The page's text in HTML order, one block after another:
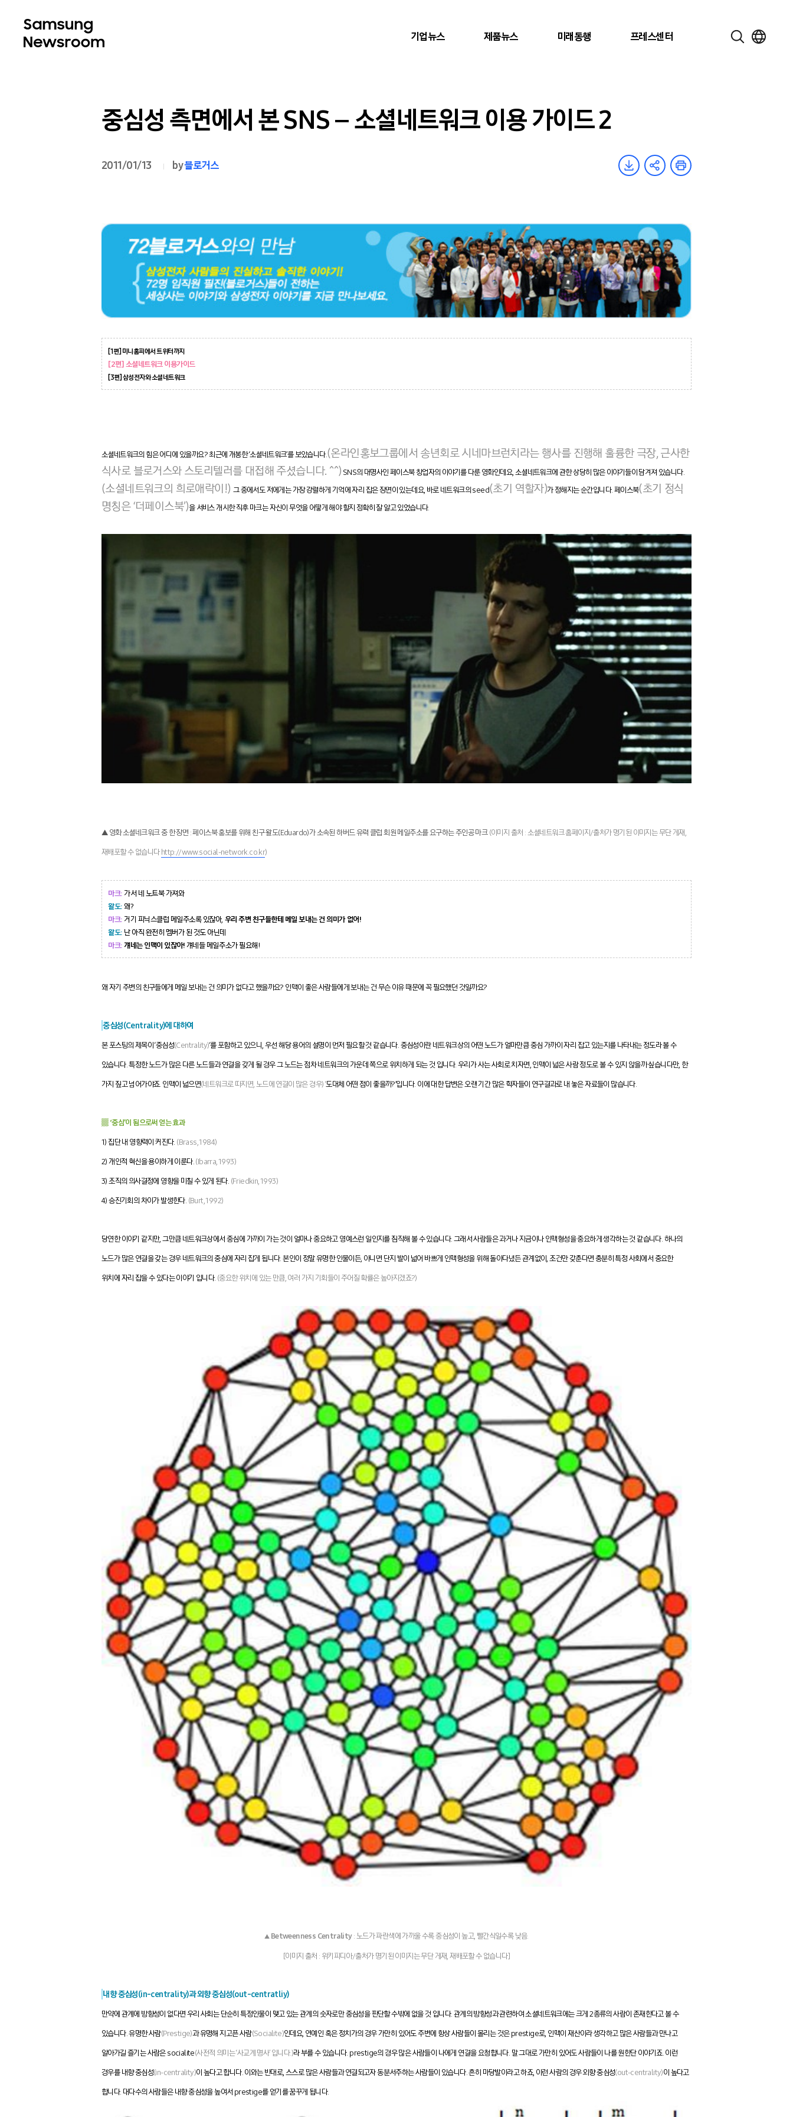
기업뉴스 제품뉴스 미래동행 프레스센터
중심성 측면에서 본 SNS – 소셜네트워크 이용 가이드 2
2011/01/13 by블로거스
[1편] 미니홈피에서 트위터까지
[2편] 소셜네트워크 이용가이드
[3편] 삼성전자와 소셜네트워크
소셜네트워크의 힘은 어디에 있을까요? 최근에 개봉한 ‘소셜네트워크’를 보았습니다.(온라인홍보그룹에서 송년회로 시네마브런치라는 행사를 진행해 훌륭한 극장, 근사한
식사로 블로거스와 스토리텔러를 대접해 주셨습니다. ^^) SNS의 대명사인 페이스북 창업자의 이야기를 다룬 영화인데요, 소셜네트워크에 관한 상당히 많은 이야기들이 담겨져 있습니다.
(소셜네트워크의 희로애락이!) 그 중에서도 저에게는 가장 강렬하게 기억에 자리 잡은 장면이 있는데요, 바로 네트워크의 seed(초기 역할자)가 정해지는 순간입니다. 페이스북(초기 정식
명칭은 ‘더페이스북’)을 서비스 개시한 직후 마크는 자신이 무엇을 어떻게 해야 할지 정확히 잘 알고 있었습니다.
▲ 영화 소셜네크워크 중 한 장면 : 페이스북 홍보를 위해 친구 왈도(Eduardo)가 소속된 하버드 유력 클럽 회원 메일주소를 요구하는 주인공 마크(이미지 출처 : 소셜네트워크 홈페이지/출처가 명기된 이미지는 무단 게재,
재배포할 수 없습니다 http://www.social-network.co.kr)
마크: 가서 네 노트북 가져와
왈도:왜?
마크: 거기 피닉스클럽 메일주소록 있잖아, 우리 주변 친구들한테 메일 보내는 건 의미가 없어!
왈도: 난 아직 완전히 멤버가 된 것도 아닌데
마크:걔네는 인맥이 있잖아!걔네들 메일주소가 필요해!
왜 자기 주변의 친구들에게 메일 보내는 건 의미가 없다고 했을까요? 인맥이 좋은 사람들에게 보내는 건 무슨 이유 때문에 꼭 필요했던 것일까요?
중심성(Centrality)에 대하여
본 포스팅의 제목이 ‘중심성(Centrality)‘를 포함하고 있으니, 우선 해당 용어의 설명이 먼저 필요할 것 같습니다. 중심성이란 네트워크상의 어떤 노드가 얼마만큼 중심 가까이 자리 잡고 있는지를 나타내는 정도라 볼 수
있습니다. 특정한 노드가 많은 다른 노드들과 연결을 갖게 될 경우 그 노드는 점차 네트워크의 가운데 쪽으로 위치하게 되는 것 입니다. 우리가 사는 사회로 치자면, 인맥이 넓은 사람 정도로 볼 수 있지 않을까 싶습니다만, 한
가지 짚고 넘어가야죠. 인맥이 넓으면(네트워크로 따지면, 노드에 연결이 많은 경우) ‘도대체 어떤 점이 좋을까?’입니다. 이에 대한 답변은 오랜 기간 많은 학자들이 연구결과로 내 놓은 자료들이 많습니다.
▒ ‘중심’이 됨으로써 얻는 효과
1) 집단 내 영향력이 커진다. (Brass, 1984)
2) 개인적 혁신을 용이하게 이룬다.(Ibarra, 1993)
3) 조직의 의사결정에 영향을 미칠 수 있게 된다. (Friedkin, 1993)
4) 승진기회의 차이가 발생한다. (Burt, 1992)
당연한 이야기 같지만, 그만큼 네트워크상에서 중심에 가까이 가는 것이 얼마나 중요하고 영예스런 일인지를 짐작해 볼 수 있습니다. 그래서 사람들은 과거나 지금이나 인맥형성을 중요하게 생각하는 것 같습니다. 하나의
노드가 많은 연결을 갖는 경우 네트워크의 중심에 자리 잡게 됩니다. 본인이 정말 유명한 인물이든, 아니면 단지 발이 넓어 바쁘게 인맥형성을 위해 돌아다녔든 관계없이, 조건만 갖춘다면 충분히 특정 사회에서 중요한
위치에 자리 잡을 수 있다는 이야기 입니다. (중요한 위치에 있는 만큼, 여러 가지 기회들이 주어질 확률은 높아지겠죠?)
▲ Betweenness Centrality: 노드가 파란색에 가까울 수록 중심성이 높고, 빨간식일수록 낮음.
[이미지 출처 : 위키피디아/출처가 명기된 이미지는 무단 게재, 재배포할 수 없습니다]
내향 중심성(in-centrality)과 외향 중심성(out-centratliy)
만약에 관계에 방향성이 없다면 우리 사회는 단순히 특정인물이 맺고 있는 관계의 숫자로만 중심성을 판단할 수밖에 없을 것 입니다. 관계의 방향성과 관련하여 소셜네트워크에는 크게 2종류의 사람이 존재한다고 볼 수
있습니다. 유명한 사람(Prestige)과 유명해 지고픈 사람(Socialite)인데요, 연예인 혹은 정치가의 경우 가만히 있어도 주변에 항상 사람들이 몰리는 것은 prestige로, 인맥이 재산이라 생각하고 많은 사람들과 만나고
알아가길 즐기는 사람은 socialite(사전적 의미는 ‘사교계 명사’ 입니다.)라 부를 수 있습니다. prestige의 경우 많은 사람들이 나에게 연결을 요청합니다. 말 그대로 가만히 있어도 사람들이 나를 원한단 이야기죠. 이런
경우를 내향 중심성(in-centrality)이 높다고 합니다. 이와는 반대로, 스스로 많은 사람들과 연결되고자 동분서주하는 사람들이 있습니다. 흔히 마당발이라고 하죠, 이런 사람의 경우 외향 중심성(out-centrality)이 높다고
합니다. 대다수의 사람들은 내향 중심성을 높여서 prestige를 얻기를 꿈꾸게 됩니다.